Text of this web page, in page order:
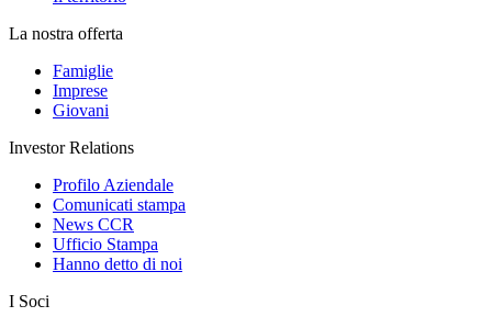
La nostra offerta
Famiglie
Imprese
Giovani
Investor Relations
Profilo Aziendale
Comunicati stampa
News CCR
Ufficio Stampa
Hanno detto di noi
I Soci